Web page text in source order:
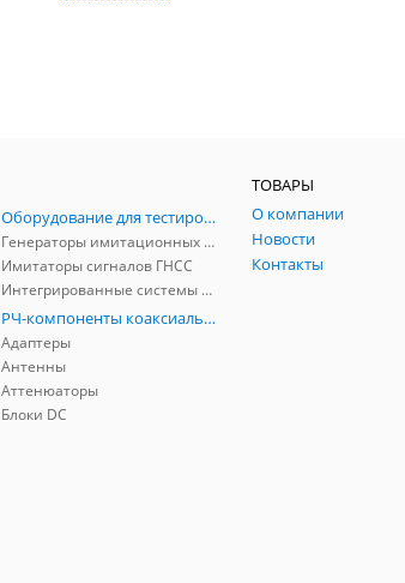
Оборудование для тестирования и симуляции ГНСС
Генераторы имитационных и заградительных помех
Имитаторы сигналов ГНСС
Интегрированные системы защиты от ГНСС-помех
РЧ-компоненты коаксиальные
Адаптеры
Антенны
Аттенюаторы
Блоки DC
ТОВАРЫ
О компании
Новости
Контакты